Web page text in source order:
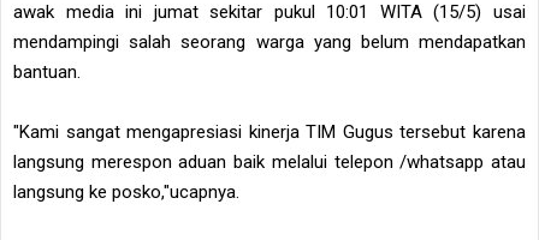
awak media ini jumat sekitar pukul 10:01 WITA (15/5) usai
mendampingi salah seorang warga yang belum mendapatkan
bantuan.
"Kami sangat mengapresiasi kinerja TIM Gugus tersebut karena
langsung merespon aduan baik melalui telepon /whatsapp atau
langsung ke posko,"ucapnya.